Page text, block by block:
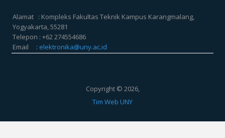
Alamat : Kompleks Fakultas Teknik Kampus Karangmalang,
Yogyakarta, 55281
Telepon : +62 274554686
Email : elektronika@uny.ac.id
Copyright © 2026,
Tim Web UNY